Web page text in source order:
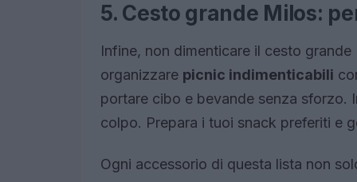
5. Cesto grande Milos:
Infine, non dimenticare il cesto
organizzare picnic indimenticabili
portare cibo e bevande senza sforzo.
colpo. Prepara i tuoi snack preferiti e
Ogni accessorio di questa lista non